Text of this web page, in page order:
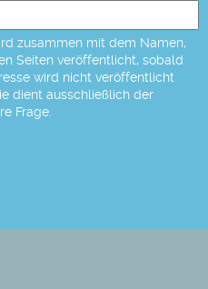
zusammen mit dem Namen,
Seiten veröffentlicht, sobald
wird nicht veröffentlicht
dient ausschließlich der
Frage.